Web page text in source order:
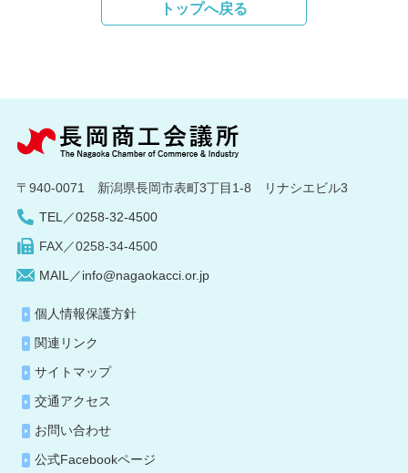
トップへ戻る
〒940-0071 新潟県長岡市表町3丁目1-8 リナシエビル3
TEL／0258-32-4500
FAX／0258-34-4500
MAIL／info@nagaokacci.or.jp
個人情報保護方針
関連リンク
サイトマップ
交通アクセス
お問い合わせ
公式Facebookページ